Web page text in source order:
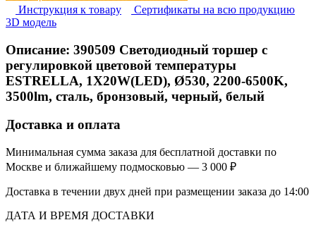
Инструкция к товару
Сертификаты на всю продукцию
3D модель
Описание: 390509 Светодиодный торшер с
регулировкой цветовой температуры
ESTRELLA, 1X20W(LED), Ø530, 2200-6500K,
3500lm, сталь, бронзовый, черный, белый
Доставка и оплата
Минимальная сумма заказа для бесплатной доставки по
Москве и ближайшему подмосковью — 3 000 ₽
Доставка в течении двух дней при размещении заказа до 14:00
ДАТА И ВРЕМЯ ДОСТАВКИ